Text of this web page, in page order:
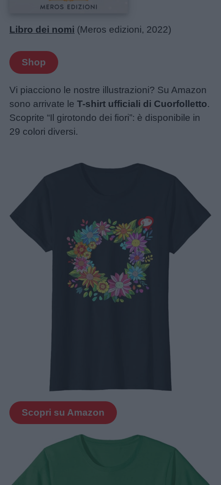
Libro dei nomi (Meros edizioni, 2022)
Shop
Vi piacciono le nostre illustrazioni? Su Amazon
sono arrivate leT-shirt ufficiali di Cuorfolletto.
Scoprite “Il girotondo dei fiori”: è disponibile in
29 colori diversi.
Scopri su Amazon